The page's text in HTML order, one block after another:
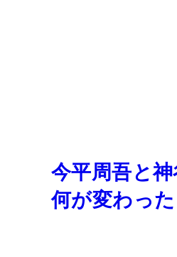
今平周吾と
何が変わった